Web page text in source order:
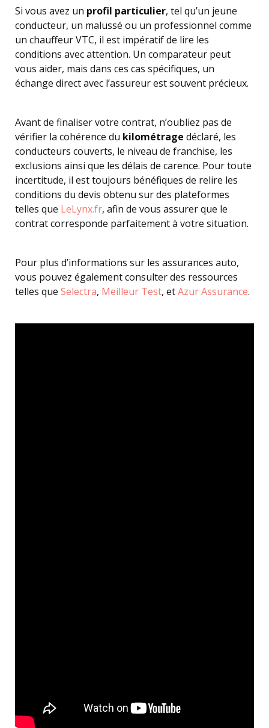
Si vous avez un profil particulier, tel qu’un jeune
conducteur, un malussé ou un professionnel comme
un chauffeur VTC, il est impératif de lire les
conditions avec attention. Un comparateur peut
vous aider, mais dans ces cas spécifiques, un
échange direct avec l’assureur est souvent précieux.
Avant de finaliser votre contrat, n’oubliez pas de
vérifier la cohérence du kilométrage déclaré, les
conducteurs couverts, le niveau de franchise, les
exclusions ainsi que les délais de carence. Pour toute
incertitude, il est toujours bénéfiques de relire les
conditions du devis obtenu sur des plateformes
telles que LeLynx.fr, afin de vous assurer que le
contrat corresponde parfaitement à votre situation.
Pour plus d’informations sur les assurances auto,
vous pouvez également consulter des ressources
telles que Selectra, Meilleur Test, etAzur Assurance.